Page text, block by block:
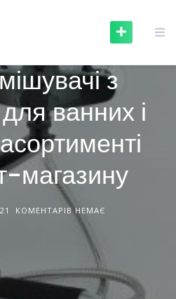
з
ванних і
магазину
КОМЕНТАРІВ НЕМАЄ